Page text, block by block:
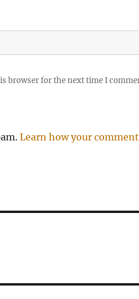
browser for the next time I
Learn how your